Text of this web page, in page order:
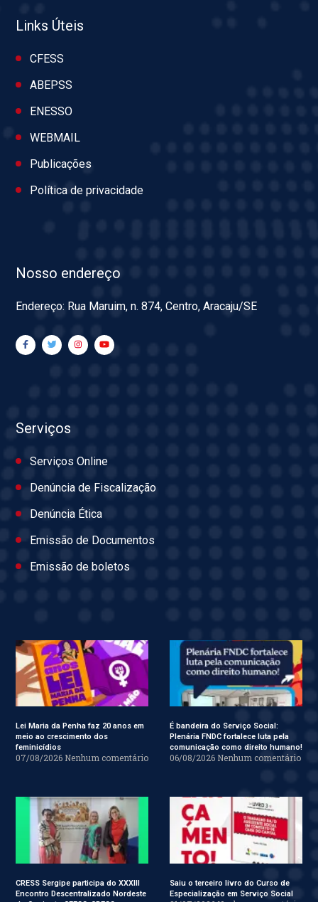
Links Úteis
CFESS
ABEPSS
ENESSO
WEBMAIL
Publicações
Política de privacidade
Nosso endereço
Endereço: Rua Maruim, n. 874, Centro, Aracaju/SE
Serviços
Serviços Online
Denúncia de Fiscalização
Denúncia Ética
Emissão de Documentos
Emissão de boletos
Lei Maria da Penha faz 20 anos em
meio ao crescimento dos
feminicídios
07/08/2026 Nenhum comentário
É bandeira do Serviço Social:
Plenária FNDC fortalece luta pela
comunicação como direito humano!
06/08/2026 Nenhum comentário
CRESS Sergipe participa do XXXIII
Encontro Descentralizado Nordeste
Saiu o terceiro livro do Curso de
Especialização em Serviço Social